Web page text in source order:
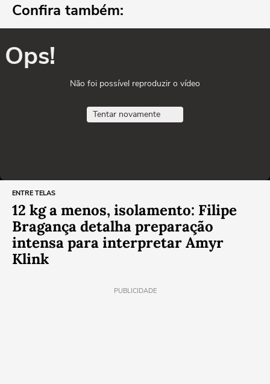
Confira também:
Ops!
Não foi possível reproduzir o vídeo
Tentar novamente
ENTRE TELAS
12 kg a menos, isolamento: Filipe
Bragança detalha preparação
intensa para interpretar Amyr
Klink
PUBLICIDADE